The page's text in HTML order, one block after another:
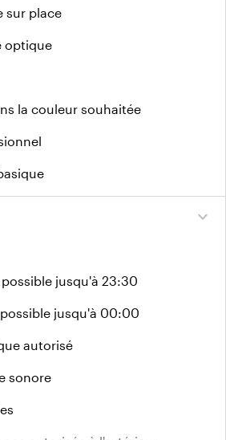
sur place
optique
la couleur souhaitée
expand_more
jusqu'à 23:30
jusqu'à 00:00
autorisé
sonore